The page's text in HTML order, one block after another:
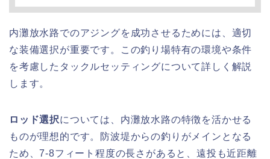
内灘放水路でのアジングを成功させるためには、適切
な装備選択が重要です。この釣り場特有の環境や条件
を考慮したタックルセッティングについて詳しく解説
します。
ロッド選択については、内灘放水路の特徴を活かせる
ものが理想的です。防波堤からの釣りがメインとなる
ため、7-8フィート程度の長さがあると、遠投も近距離